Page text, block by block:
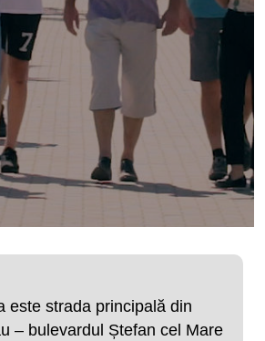
este strada principală din
– bulevardul Ștefan cel Mare